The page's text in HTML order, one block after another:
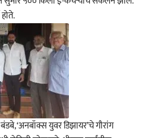
‘अनबॉक्स युवर डिझायर’चे गौरांग